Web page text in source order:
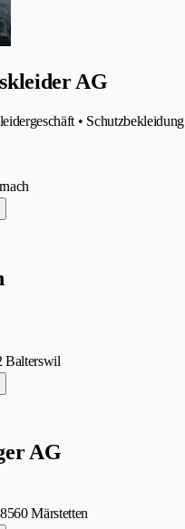
AG
• Schutzbekleidung
Balterswil
AG
8560 Märstetten